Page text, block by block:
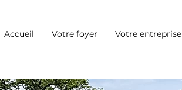
Accueil Votre foyer Votre entreprise